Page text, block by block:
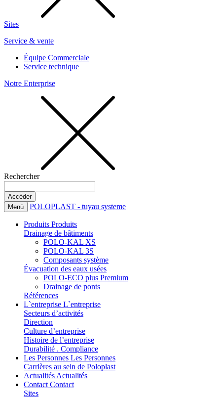
Sites
Service & vente
Équipe Commerciale
Service technique
Notre Enterprise
Rechercher
Menü POLOPLAST - tuyau systeme
Produits Produits
Drainage de bâtiments
POLO-KAL XS
POLO-KAL 3S
Composants système
Évacuation des eaux usées
POLO-ECO plus Premium
Drainage de ponts
Références
L`entreprise L`entreprise
Secteurs d’activités
Direction
Culture d’entreprise
Histoire de l’entreprise
Durabilité . Compliance
Les Personnes Les Personnes
Carrières au sein de Poloplast
Actualités Actualités
Contact Contact
Sites